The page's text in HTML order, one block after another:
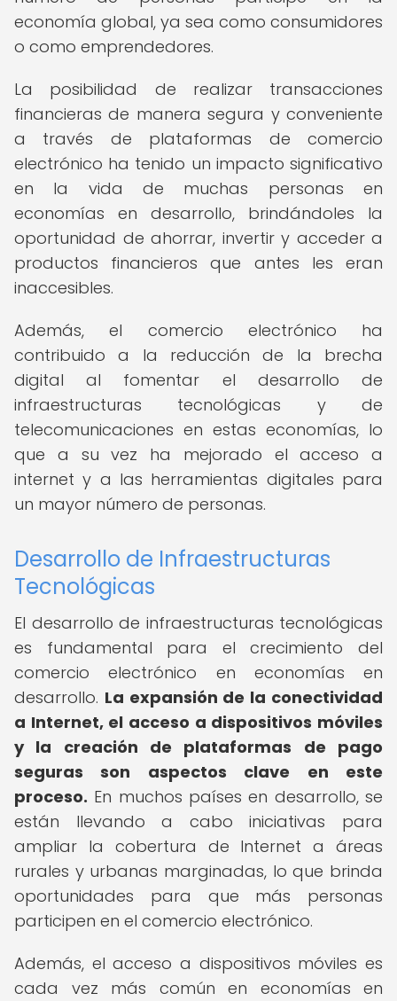
economía global, ya sea como consumidores
o como emprendedores.
La posibilidad de realizar transacciones
financieras de manera segura y conveniente
a través de plataformas de comercio
electrónico ha tenido un impacto significativo
en la vida de muchas personas en
economías en desarrollo, brindándoles la
oportunidad de ahorrar, invertir y acceder a
productos financieros que antes les eran
inaccesibles.
Además, el comercio electrónico ha
contribuido a la reducción de la brecha
digital al fomentar el desarrollo de
infraestructuras tecnológicas y de
telecomunicaciones en estas economías, lo
que a su vez ha mejorado el acceso a
internet y a las herramientas digitales para
un mayor número de personas.
Desarrollo de Infraestructuras
Tecnológicas
El desarrollo de infraestructuras tecnológicas
es fundamental para el crecimiento del
comercio electrónico en economías en
desarrollo. La expansión de la conectividad
a Internet, el acceso a dispositivos móviles
y la creación de plataformas de pago
seguras son aspectos clave en este
proceso. En muchos países en desarrollo, se
están llevando a cabo iniciativas para
ampliar la cobertura de Internet a áreas
rurales y urbanas marginadas, lo que brinda
oportunidades para que más personas
participen en el comercio electrónico.
Además, el acceso a dispositivos móviles es
cada vez más común en economías en